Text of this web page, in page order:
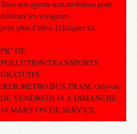
Tous nos agents sont mobilises pour
informer les voyageurs.
pour plus d'infos, [1]cliquer ici.
PIC DE
POLLUTION:TRANSPORTS
GRATUITS
(RER,METRO,BUS,TRAM, Orlyval)
DE VENDREDI 14 A DIMANCHE
16 MARS FIN DE SERVICE.